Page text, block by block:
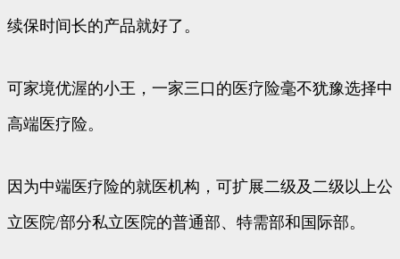
续保时间长的产品就好了。
可家境优渥的小王，一家三口的医疗险毫不犹豫选择中
高端医疗险。
因为中端医疗险的就医机构，可扩展二级及二级以上公
立医院/部分私立医院的普通部、特需部和国际部。